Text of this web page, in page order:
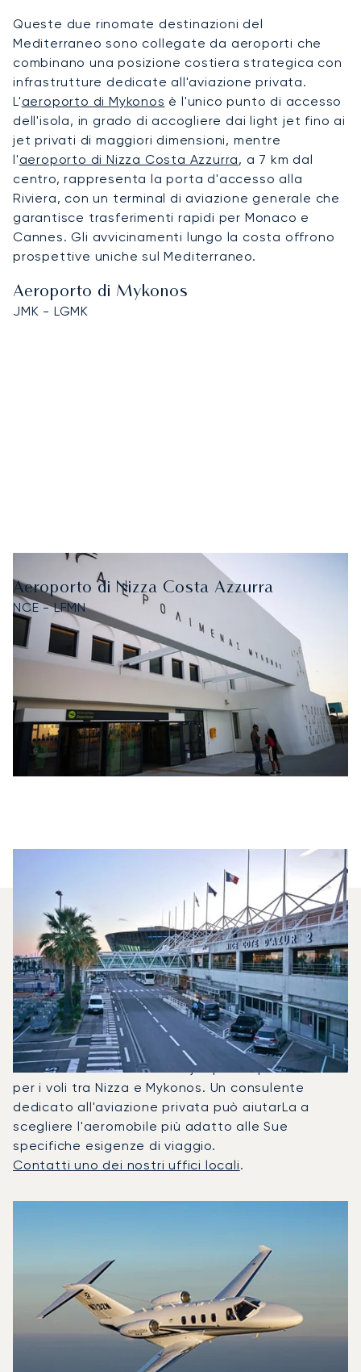
Queste due rinomate destinazioni del
Mediterraneo sono collegate da aeroporti che
combinano una posizione costiera strategica con
infrastrutture dedicate all'aviazione privata.
L'aeroporto di Mykonos è l'unico punto di accesso
dell'isola, in grado di accogliere dai light jet fino ai
jet privati di maggiori dimensioni, mentre
l'aeroporto di Nizza Costa Azzurra, a 7 km dal
centro, rappresenta la porta d'accesso alla
Riviera, con un terminal di aviazione generale che
garantisce trasferimenti rapidi per Monaco e
Cannes. Gli avvicinamenti lungo la costa offrono
prospettive uniche sul Mediterraneo.
Aeroporto di Mykonos
JMK - LGMK
Aeroporto di Nizza Costa Azzurra
NCE - LFMN
Quali Jet Privati Vengono
Noleggiati Più
Frequentemente Tra Mykonos
E Nizza?
Nel 2025, il Citation M2, il Beechjet 400A e il
Falcon 2000LX sono stati i jet privati più utilizzati
per i voli tra Nizza e Mykonos. Un consulente
dedicato all'aviazione privata può aiutarLa a
scegliere l'aeromobile più adatto alle Sue
specifiche esigenze di viaggio.
Contatti uno dei nostri uffici locali.